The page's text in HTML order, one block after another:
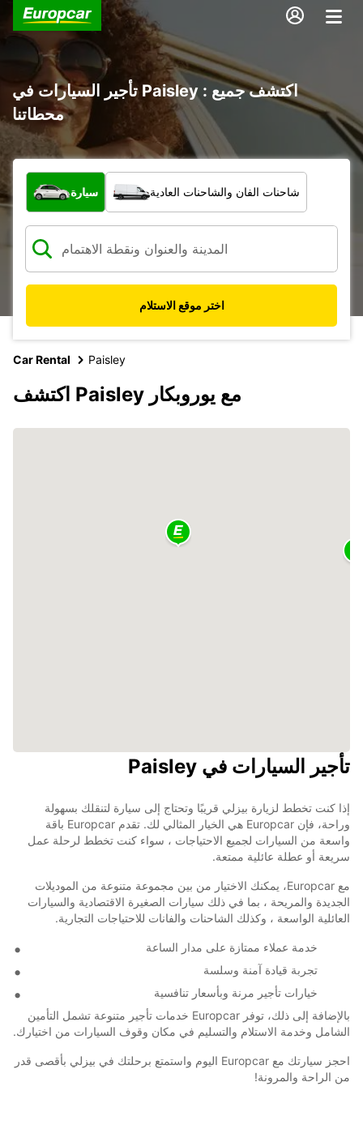
تأجير السيارات في Paisley : اكتشف جميع
محطاتنا
ما نوع المركبة؟
سيارة شاحنات الفان والشاحنات العادية
اختر موقع الاستلام
Car Rental Paisley
اكتشف Paisley مع يوروبكار
تأجير السيارات في Paisley
إذا كنت تخطط لزيارة بيزلي قريبًا وتحتاج إلى سيارة لتنقلك بسهولة
وراحة، فإن Europcar هي الخيار المثالي لك. تقدم Europcar باقة
واسعة من السيارات لجميع الاحتياجات ، سواء كنت تخطط لرحلة عمل
سريعة أو عطلة عائلية ممتعة.
مع Europcar، يمكنك الاختيار من بين مجموعة متنوعة من الموديلات
الجديدة والمريحة ، بما في ذلك سيارات الصغيرة الاقتصادية والسيارات
العائلية الواسعة ، وكذلك الشاحنات والفانات للاحتياجات التجارية.
خدمة عملاء ممتازة على مدار الساعة
تجربة قيادة آمنة وسلسة
خيارات تأجير مرنة وبأسعار تنافسية
بالإضافة إلى ذلك، توفر Europcar خدمات تأجير متنوعة تشمل التأمين
الشامل وخدمة الاستلام والتسليم في مكان وقوف السيارات من اختيارك.
احجز سيارتك مع Europcar اليوم واستمتع برحلتك في بيزلي بأقصى قدر
من الراحة والمرونة!